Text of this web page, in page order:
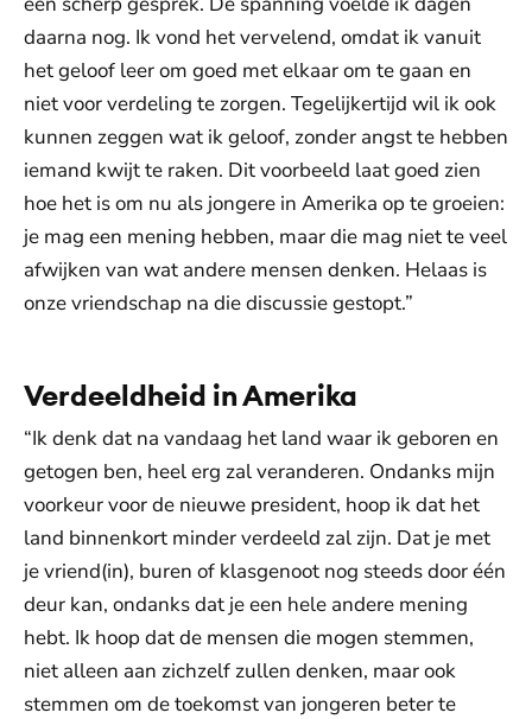
daarna nog. Ik vond het vervelend, omdat ik vanuit
het geloof leer om goed met elkaar om te gaan en
niet voor verdeling te zorgen. Tegelijkertijd wil ik ook
kunnen zeggen wat ik geloof, zonder angst te hebben
iemand kwijt te raken. Dit voorbeeld laat goed zien
hoe het is om nu als jongere in Amerika op te groeien:
je mag een mening hebben, maar die mag niet te veel
afwijken van wat andere mensen denken. Helaas is
onze vriendschap na die discussie gestopt.”
Verdeeldheid in Amerika
“Ik denk dat na vandaag het land waar ik geboren en
getogen ben, heel erg zal veranderen. Ondanks mijn
voorkeur voor de nieuwe president, hoop ik dat het
land binnenkort minder verdeeld zal zijn. Dat je met
je vriend(in), buren of klasgenoot nog steeds door één
deur kan, ondanks dat je een hele andere mening
hebt. Ik hoop dat de mensen die mogen stemmen,
niet alleen aan zichzelf zullen denken, maar ook
stemmen om de toekomst van jongeren beter te